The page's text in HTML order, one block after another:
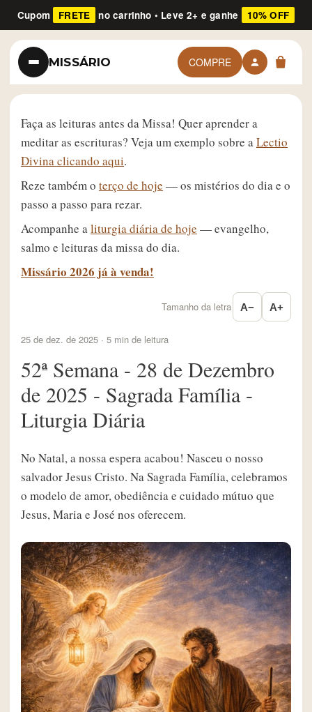
Cupom FRETE no carrinho • Leve 2+ e ganhe 10% OFF
MISSÁRIO COMPRE
Faça as leituras antes da Missa! Quer aprender a
meditar as escrituras? Veja um exemplo sobre aLectio
Divina clicando aqui.
Reze também o terço de hoje — os mistérios do dia e o
passo a passo para rezar.
Acompanhe aliturgia diária de hoje — evangelho,
salmo e leituras da missa do dia.
Missário 2026 já à venda!
Tamanho da letra A− A+
25 de dez. de 2025 · 5 min de leitura
52ª Semana - 28 de Dezembro
de 2025 - Sagrada Família -
Liturgia Diária
No Natal, a nossa espera acabou! Nasceu o nosso
salvador Jesus Cristo. Na Sagrada Família, celebramos
o modelo de amor, obediência e cuidado mútuo que
Jesus, Maria e José nos oferecem.